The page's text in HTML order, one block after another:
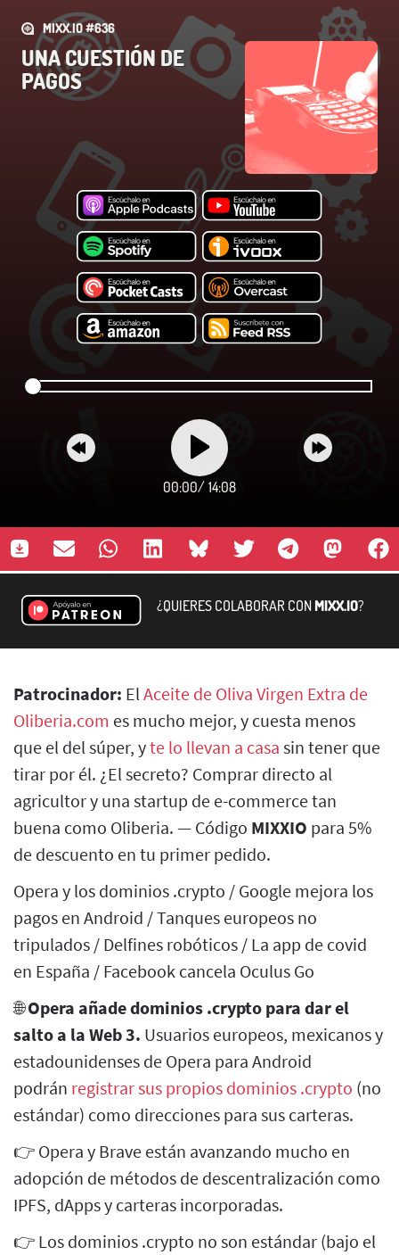
MIXX.IO #636
UNA CUESTIÓN DE
PAGOS
00:00/ 14:08
¿QUIERES COLABORAR CONMIXX.IO?
Patrocinador: El Aceite de Oliva Virgen Extra de
Oliberia.com es mucho mejor, y cuesta menos
que el del súper, yte lo llevan a casa sin tener que
tirar por él. ¿El secreto? Comprar directo al
agricultor y una startup de e-commerce tan
buena como Oliberia. — Código MIXXIO para 5%
de descuento en tu primer pedido.
Opera y los dominios .crypto / Google mejora los
pagos en Android / Tanques europeos no
tripulados / Delfines robóticos / La app de covid
en España / Facebook cancela Oculus Go
🌐Opera añade dominios .crypto para dar el
salto a la Web 3. Usuarios europeos, mexicanos y
estadounidenses de Opera para Android
podrán registrar sus propios dominios .crypto (no
estándar) como direcciones para sus carteras.
👉 Opera y Brave están avanzando mucho en
adopción de métodos de descentralización como
IPFS, dApps y carteras incorporadas.
👉 Los dominios .crypto no son estándar (bajo el